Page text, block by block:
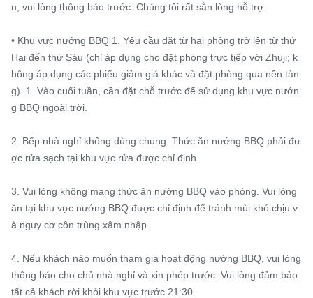
n, vui lòng thông báo trước. Chúng tôi rất sẵn lòng hỗ trợ.
• Khu vực nướng BBQ 1. Yêu cầu đặt từ hai phòng trở lên từ thứ
Hai đến thứ Sáu (chỉ áp dụng cho đặt phòng trực tiếp với Zhuji; k
hông áp dụng các phiếu giảm giá khác và đặt phòng qua nền tản
g). 1. Vào cuối tuần, cần đặt chỗ trước để sử dụng khu vực nướn
g BBQ ngoài trời.
2. Bếp nhà nghỉ không dùng chung. Thức ăn nướng BBQ phải đư
ợc rửa sạch tại khu vực rửa được chỉ định.
3. Vui lòng không mang thức ăn nướng BBQ vào phòng. Vui lòng
ăn tại khu vực nướng BBQ được chỉ định để tránh mùi khó chịu v
à nguy cơ côn trùng xâm nhập.
4. Nếu khách nào muốn tham gia hoạt động nướng BBQ, vui lòng
thông báo cho chủ nhà nghỉ và xin phép trước. Vui lòng đảm bảo
tất cả khách rời khỏi khu vực trước 21:30.